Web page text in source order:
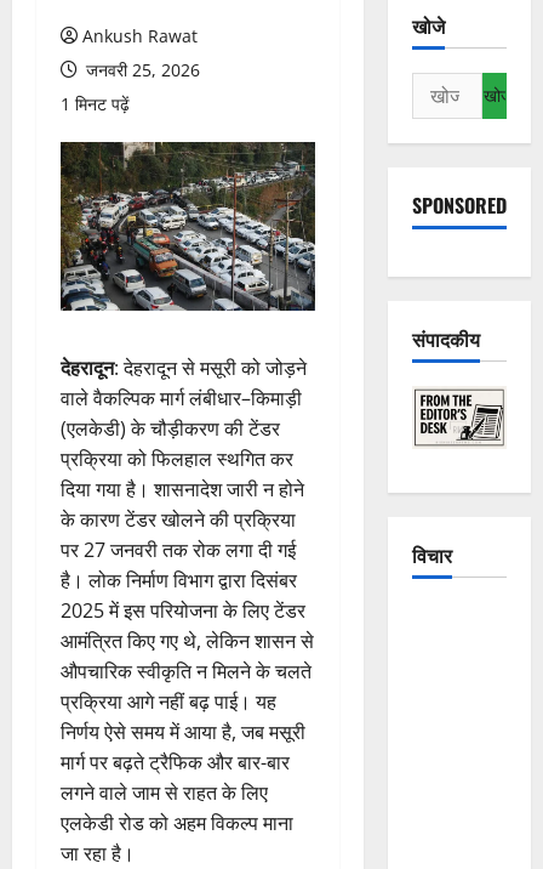
Ankush Rawat
जनवरी 25, 2026
1 मिनट पढ़ें
देहरादून: देहरादून से मसूरी को जोड़ने
वाले वैकल्पिक मार्ग लंबीधार–किमाड़ी
(एलकेडी) के चौड़ीकरण की टेंडर
प्रक्रिया को फिलहाल स्थगित कर
दिया गया है। शासनादेश जारी न होने
के कारण टेंडर खोलने की प्रक्रिया
पर 27 जनवरी तक रोक लगा दी गई
है। लोक निर्माण विभाग द्वारा दिसंबर
2025 में इस परियोजना के लिए टेंडर
आमंत्रित किए गए थे, लेकिन शासन से
औपचारिक स्वीकृति न मिलने के चलते
प्रक्रिया आगे नहीं बढ़ पाई। यह
निर्णय ऐसे समय में आया है, जब मसूरी
मार्ग पर बढ़ते ट्रैफिक और बार-बार
लगने वाले जाम से राहत के लिए
एलकेडी रोड को अहम विकल्प माना
जा रहा है।
खोजे
निम्न
को
खोजें:
SPONSORED
संपादकीय
विचार